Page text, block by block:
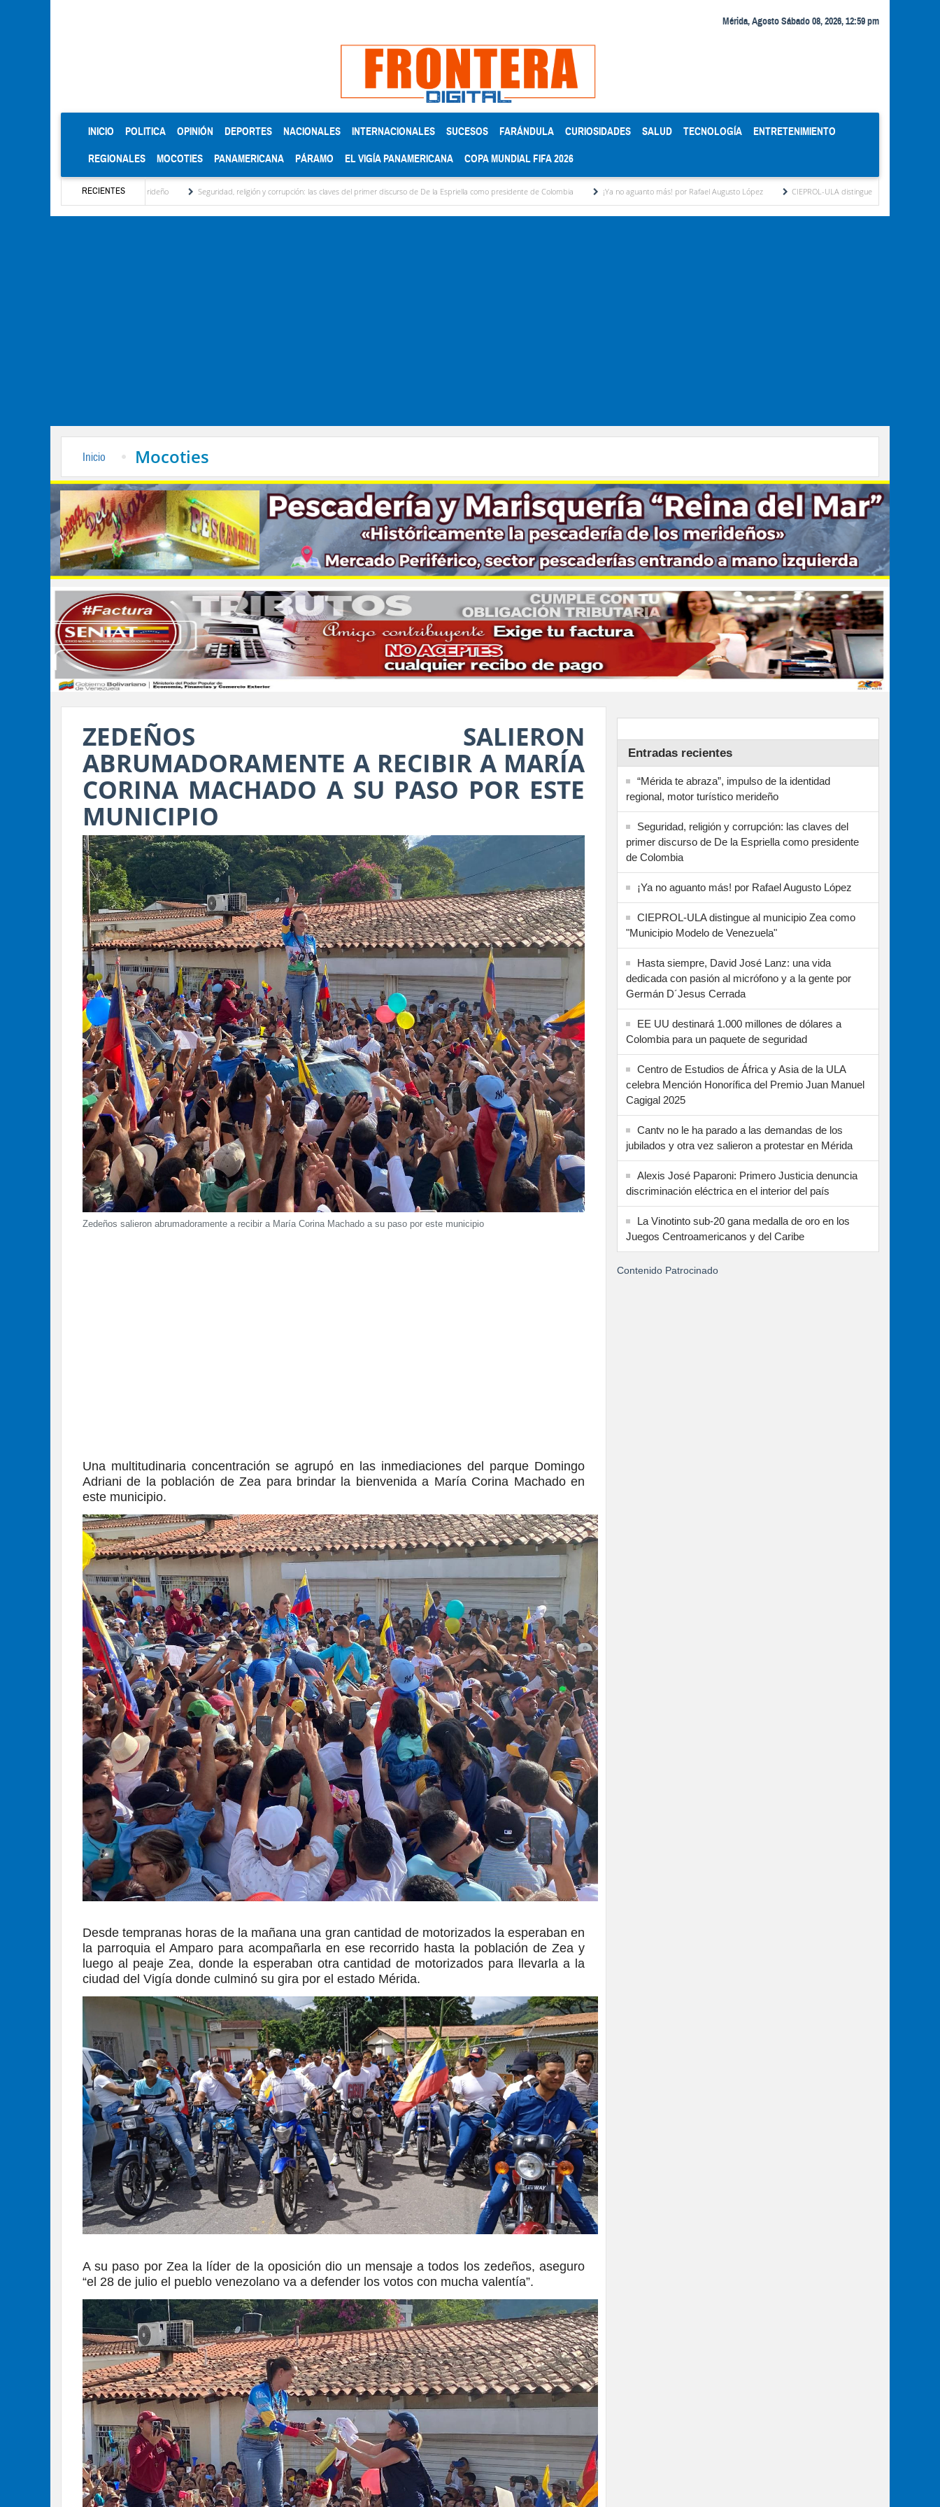
Mérida, Agosto Sábado 08, 2026, 12:59 pm
INICIO (CURRENT)
POLITICA OPINIÓN DEPORTES NACIONALES INTERNACIONALES SUCESOS FARÁNDULA CURIOSIDADES SALUD TECNOLOGÍA ENTRETENIMIENTO
REGIONALES MOCOTIES PANAMERICANA PÁRAMO EL VIGÍA PANAMERICANA COPA MUNDIAL FIFA 2026
RECIENTESSeguridad, religión y corrupción: las claves del primer discurso de De la Espriella como presidente de Colombia ¡Ya no aguanto más! por Rafael Augusto López CIEPROL-ULA distingue al municipio Zea como "Municipio Modelo de
Inicio Mocoties
ZEDEÑOS SALIERON
ABRUMADORAMENTE A RECIBIR A MARÍA
CORINA MACHADO A SU PASO POR ESTE
MUNICIPIO
Zedeños salieron abrumadoramente a recibir a María Corina Machado a su paso por este municipio
Una multitudinaria concentración se agrupó en las inmediaciones del parque Domingo
Adriani de la población de Zea para brindar la bienvenida a María Corina Machado en
este municipio.
Desde tempranas horas de la mañana una gran cantidad de motorizados la esperaban en
la parroquia el Amparo para acompañarla en ese recorrido hasta la población de Zea y
luego al peaje Zea, donde la esperaban otra cantidad de motorizados para llevarla a la
ciudad del Vigía donde culminó su gira por el estado Mérida.
A su paso por Zea la líder de la oposición dio un mensaje a todos los zedeños, aseguro
“el 28 de julio el pueblo venezolano va a defender los votos con mucha valentía”.
Entradas recientes
“Mérida te abraza”, impulso de la identidad
regional, motor turístico merideño
Seguridad, religión y corrupción: las claves del
primer discurso de De la Espriella como presidente
de Colombia
¡Ya no aguanto más! por Rafael Augusto López
CIEPROL-ULA distingue al municipio Zea como
"Municipio Modelo de Venezuela"
Hasta siempre, David José Lanz: una vida
dedicada con pasión al micrófono y a la gente por
Germán D´Jesus Cerrada
EE UU destinará 1.000 millones de dólares a
Colombia para un paquete de seguridad
Centro de Estudios de África y Asia de la ULA
celebra Mención Honorífica del Premio Juan Manuel
Cagigal 2025
Cantv no le ha parado a las demandas de los
jubilados y otra vez salieron a protestar en Mérida
Alexis José Paparoni: Primero Justicia denuncia
discriminación eléctrica en el interior del país
La Vinotinto sub-20 gana medalla de oro en los
Juegos Centroamericanos y del Caribe
Contenido Patrocinado